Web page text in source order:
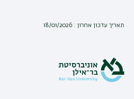
תאריך עדכון אחרון : 18/01/2026